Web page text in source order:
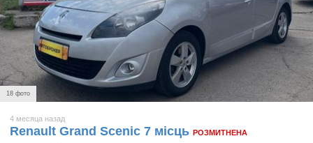
18 фото
4 месяца назад
Renault Grand Scenic 7 місць РОЗМИТНЕНА